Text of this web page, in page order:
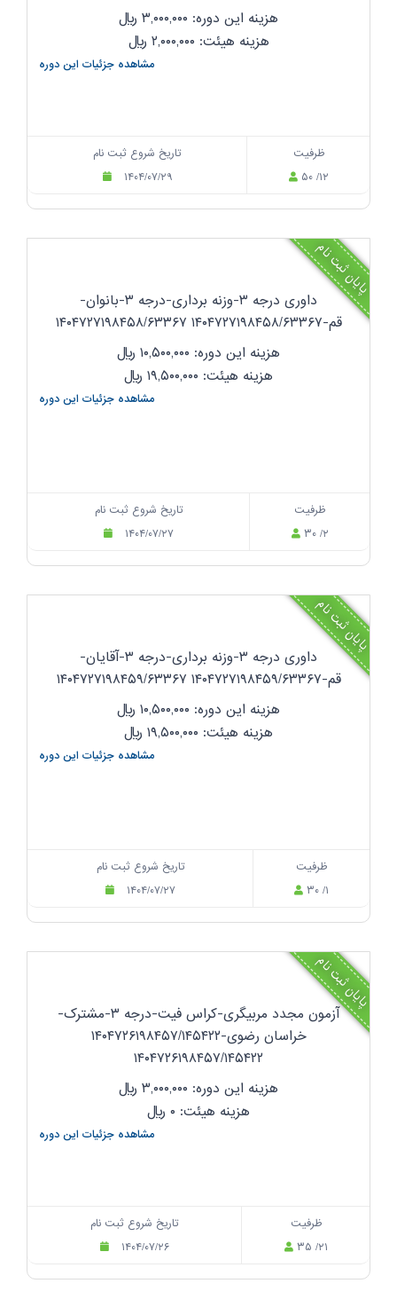
هزینه این دوره: ۳,۰۰۰,۰۰۰
ریال
هزینه هیئت: ۲,۰۰۰,۰۰۰
ریال
مشاهده جزئیات این دوره
تاریخ شروع ثبت نام
۱۴۰۴/۰۷/۲۹
ظرفیت
۵۰ /۱۲
پایان ثبت نام
داوری درجه ۳-وزنه برداری-درجه ۳-بانوان-
قم-۱۴۰۴۷۲۷۱۹۸۴۵۸/۶۳۳۶۷ ۱۴۰۴۷۲۷۱۹۸۴۵۸/۶۳۳۶۷
هزینه این دوره: ۱۰,۵۰۰,۰۰۰
ریال
هزینه هیئت: ۱۹,۵۰۰,۰۰۰
ریال
مشاهده جزئیات این دوره
تاریخ شروع ثبت نام
۱۴۰۴/۰۷/۲۷
ظرفیت
۳۰ /۲
پایان ثبت نام
داوری درجه ۳-وزنه برداری-درجه ۳-آقایان-
قم-۱۴۰۴۷۲۷۱۹۸۴۵۹/۶۳۳۶۷ ۱۴۰۴۷۲۷۱۹۸۴۵۹/۶۳۳۶۷
هزینه این دوره: ۱۰,۵۰۰,۰۰۰
ریال
هزینه هیئت: ۱۹,۵۰۰,۰۰۰
ریال
مشاهده جزئیات این دوره
تاریخ شروع ثبت نام
۱۴۰۴/۰۷/۲۷
ظرفیت
۳۰ /۱
پایان ثبت نام
آزمون مجدد مربیگری-کراس فیت-درجه ۳-مشترک-
خراسان رضوی-۱۴۰۴۷۲۶۱۹۸۴۵۷/۱۴۵۴۲۲
۱۴۰۴۷۲۶۱۹۸۴۵۷/۱۴۵۴۲۲
هزینه این دوره: ۳,۰۰۰,۰۰۰
ریال
هزینه هیئت: ۰
ریال
مشاهده جزئیات این دوره
تاریخ شروع ثبت نام
۱۴۰۴/۰۷/۲۶
ظرفیت
۳۵ /۲۱